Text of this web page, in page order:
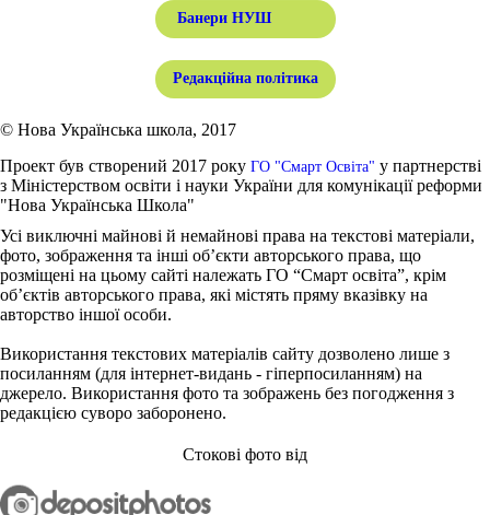
Банери НУШ
Редакційна політика
© Нова Українська школа, 2017
Проект був створений 2017 року ГО "Смарт Освіта" у партнерстві
з Міністерством освіти і науки України для комунікації реформи
"Нова Українська Школа"
Усі виключні майнові й немайнові права на текстові матеріали,
фото, зображення та інші об’єкти авторського права, що
розміщені на цьому сайті належать ГО “Смарт освіта”, крім
об’єктів авторського права, які містять пряму вказівку на
авторство іншої особи.
Використання текстових матеріалів сайту дозволено лише з
посиланням (для інтернет-видань - гіперпосиланням) на
джерело. Використання фото та зображень без погодження з
редакцією суворо заборонено.
Стокові фото від